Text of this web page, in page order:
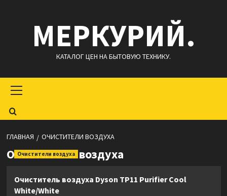
содержимомуМЕРКУРИЙ.
КАТАЛОГ ЦЕН НА БЫТОВУЮ ТЕХНИКУ.
меню
ГЛАВНАЯ ОЧИСТИТЕЛИ ВОЗДУХА
Очистители воздуха
Очистители воздуха
Очиститель воздуха Dyson TP11 Purifier Cool
White/White